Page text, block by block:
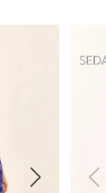
PINK
ROSA